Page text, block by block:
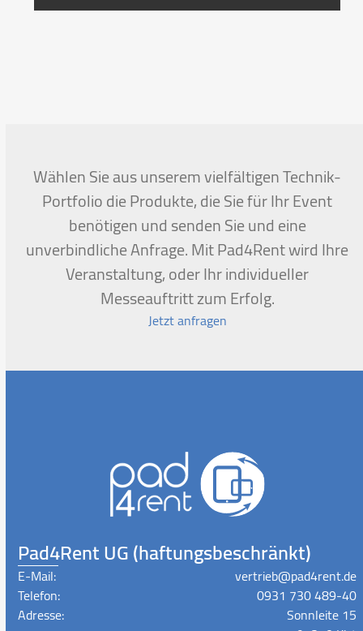
Wählen Sie aus unserem vielfältigen Technik-
Portfolio die Produkte, die Sie für Ihr Event
benötigen und senden Sie und eine
unverbindliche Anfrage. Mit Pad4Rent wird Ihre
Veranstaltung, oder Ihr individueller
Messeauftritt zum Erfolg.
Jetzt anfragen
Pad4Rent UG (haftungsbeschränkt)
E-Mail:
vertrieb@pad4rent.de
Telefon:
0931 730 489-40
Adresse:
Sonnleite 15